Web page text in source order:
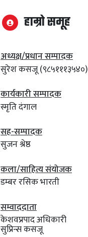
हाम्रो समूह
अध्यक्ष/प्रधान सम्पादक
सुरेश कसजू (९८५१११३५४०)
कार्यकारी सम्पादक
स्मृति दंगाल
सह-सम्पादक
सुजन श्रेष्ठ
कला/साहित्य संयोजक
डम्बर रसिक भारती
सम्वाददाता
केशवप्रपाद अधिकारी
सुप्रिन्स कसजू